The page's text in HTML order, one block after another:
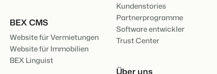
BEX CMS
Website für Vermietungen
Website für Immobilien
BEX Linguist
Kundenstories
Partnerprogramme
Software entwickler
Trust Center
Über uns